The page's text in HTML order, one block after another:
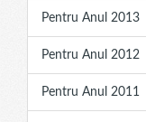
Pentru Anul 2013
Pentru Anul 2012
Pentru Anul 2011